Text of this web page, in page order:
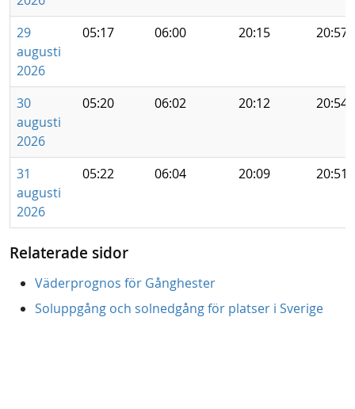
29
augusti
2026
05:17 06:00 20:15 20:57
30
augusti
2026
05:20 06:02 20:12 20:54
31
augusti
2026
05:22 06:04 20:09 20:51
Relaterade sidor
Väderprognos för Gånghester
Soluppgång och solnedgång för platser i Sverige